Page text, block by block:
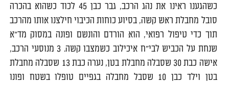
כשהגענו ראינו את נהג הרכב, גבר כבן 45 לכוד כשהוא בהכרה
סובל מחבלת ראש קשה, בסיוע כוחות הכיבוי חילצנו אותו מהרכב
תוך כדי טיפול רפואי, הוא הורדם והונשם ופונה במסוק מד"א
שנחת על הכביש לבי"ח איכילוב כשמצבו קשה. 3 מנוסעי הרכב,
אישה כבת 30 שסבלה מחבלת בטן, נערה כבת 13 שסבלה מחבלת
בטן וילד כבן 10 שסבל מחבלה בגפיים טופלו בשטח ופונו